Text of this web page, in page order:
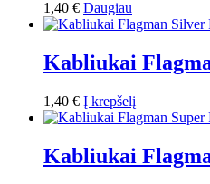
1,40 € Daugiau
Kabliukai
1,40 € Į krepšelį
Kabliukai